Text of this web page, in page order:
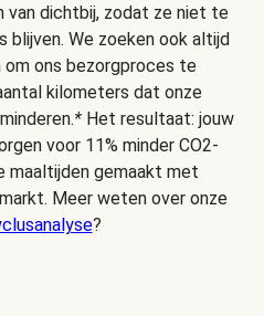
van dichtbij, zodat ze niet te
blijven. We zoeken ook altijd
om ons bezorgproces te
kilometers dat onze
* Het resultaat: jouw
voor 11% minder CO2-
gemaakt met
Meer weten over onze
?